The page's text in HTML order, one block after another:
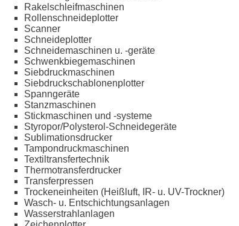
Rakelschleifmaschinen
Rollenschneideplotter
Scanner
Schneideplotter
Schneidemaschinen u. -geräte
Schwenkbiegemaschinen
Siebdruckmaschinen
Siebdruckschablonenplotter
Spanngeräte
Stanzmaschinen
Stickmaschinen und -systeme
Styropor/Polysterol-Schneidegeräte
Sublimationsdrucker
Tampondruckmaschinen
Textiltransfertechnik
Thermotransferdrucker
Transferpressen
Trockeneinheiten (Heißluft, IR- u. UV-Trockner)
Wasch- u. Entschichtungsanlagen
Wasserstrahlanlagen